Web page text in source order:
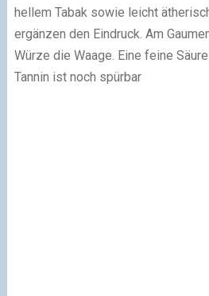
hellem Tabak sowie leicht
ergänzen den Eindruck. Am
Würze die Waage. Eine feine
Tannin ist noch spürbar